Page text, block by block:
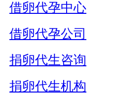
借卵代孕中心
借卵代孕公司
捐卵代生咨询
捐卵代生机构